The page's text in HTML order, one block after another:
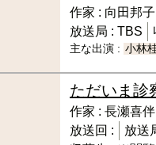
作家 : 向田邦子
放送局 : TBS
主な出演 : 小林
ただいま診
作家 : 長瀬喜
放送回 :
放送